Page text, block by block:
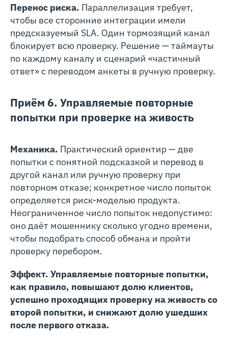
Перенос риска. Параллелизация требует,
чтобы все сторонние интеграции имели
предсказуемый SLA. Один тормозящий канал
блокирует всю проверку. Решение — таймауты
по каждому каналу и сценарий «частичный
ответ» с переводом анкеты в ручную проверку.
Приём 6. Управляемые повторные
попытки при проверке на живость
Механика. Практический ориентир — две
попытки с понятной подсказкой и перевод в
другой канал или ручную проверку при
повторном отказе; конкретное число попыток
определяется риск‑моделью продукта.
Неограниченное число попыток недопустимо:
оно даёт мошеннику сколько угодно времени,
чтобы подобрать способ обмана и пройти
проверку перебором.
Эффект. Управляемые повторные попытки,
как правило, повышают долю клиентов,
успешно проходящих проверку на живость со
второй попытки, и снижают долю ушедших
после первого отказа.